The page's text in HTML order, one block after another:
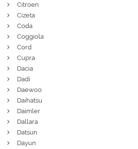
Citroen
Cizeta
Coda
Coggiola
Cord
Cupra
Dacia
Dadi
Daewoo
Daihatsu
Daimler
Dallara
Datsun
Dayun